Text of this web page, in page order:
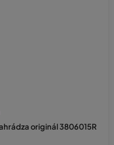
originál 3806015R